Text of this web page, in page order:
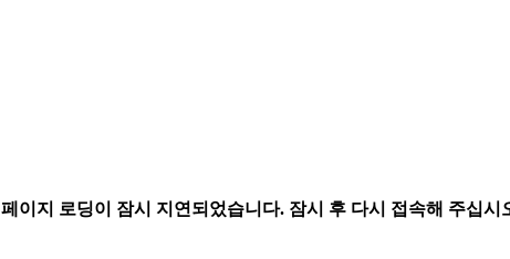
페이지 로딩이 잠시 지연되었습니다. 잠시 후 다시 접속해 주십시